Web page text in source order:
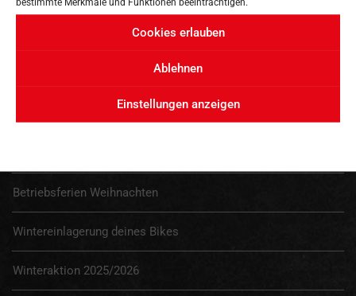
Cookies erlauben
Ablehnen
Einstellungen anzeigen
NEUESTE BEITRÄGE
Betriebsferien Weihnachten
Wintereinlagerung deines Bikes
Winteraktion 2025/2026